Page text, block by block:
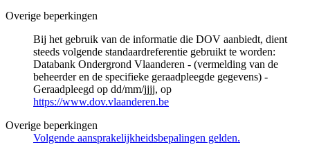
Overige beperkingen
Bij het gebruik van de informatie die DOV aanbiedt, dient
steeds volgende standaardreferentie gebruikt te worden:
Databank Ondergrond Vlaanderen - (vermelding van de
beheerder en de specifieke geraadpleegde gegevens) -
Geraadpleegd op dd/mm/jjjj, op
https://www.dov.vlaanderen.be
Overige beperkingen
Volgende aansprakelijkheidsbepalingen gelden.